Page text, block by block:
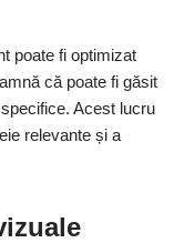
poate fi optimizat
că poate fi găsit
Acest lucru
relevante și a